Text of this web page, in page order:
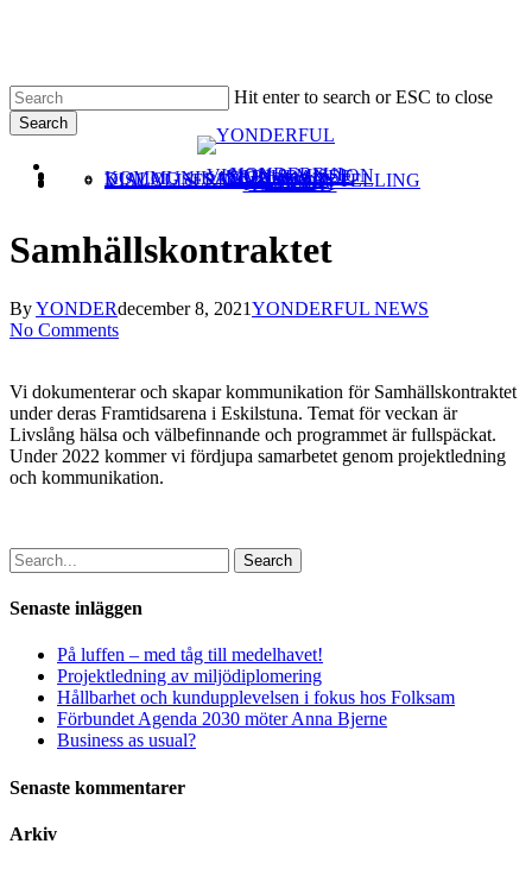
content
Hit enter to search or ESC to close
Search
Search
YONDERFUL
VISION & MISSION
ERBJUDANDE
KOMMUNIKATION
DIALOG & SAMVERKAN
VISUALISERING & STORYTELLING
CASE
KUNDER
KONTAKT
Samhällskontraktet
ByYONDERdecember 8, 2021YONDERFUL NEWS
No Comments
Vi dokumenterar och skapar kommunikation för Samhällskontraktet
under deras Framtidsarena i Eskilstuna. Temat för veckan är
Livslång hälsa och välbefinnande och programmet är fullspäckat.
Under 2022 kommer vi fördjupa samarbetet genom projektledning
och kommunikation.
Search
Senaste inläggen
På luffen – med tåg till medelhavet!
Projektledning av miljödiplomering
Hållbarhet och kundupplevelsen i fokus hos Folksam
Förbundet Agenda 2030 möter Anna Bjerne
Business as usual?
Senaste kommentarer
Arkiv